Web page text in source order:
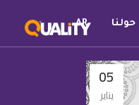
حولنا AR
05
يناير